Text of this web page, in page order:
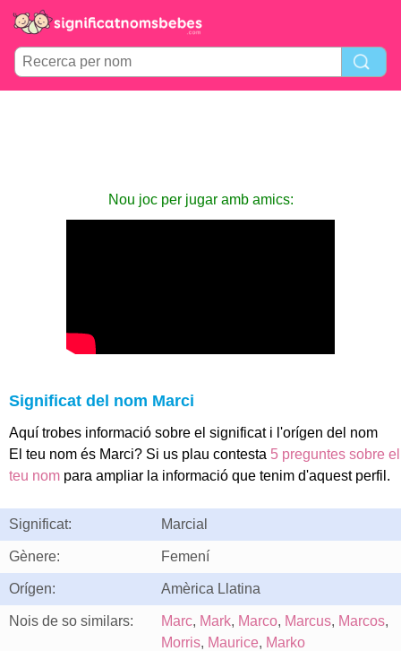
Nou joc per jugar amb amics:
Significat del nom Marci
Aquí trobes informació sobre el significat i l'orígen del nom
El teu nom és Marci? Si us plau contesta 5 preguntes sobre el
teu nom para ampliar la informació que tenim d'aquest perfil.
Significat: Marcial
Gènere: Femení
Orígen: Amèrica Llatina
Nois de so similars: Marc, Mark, Marco, Marcus, Marcos,
Morris, Maurice, Marko